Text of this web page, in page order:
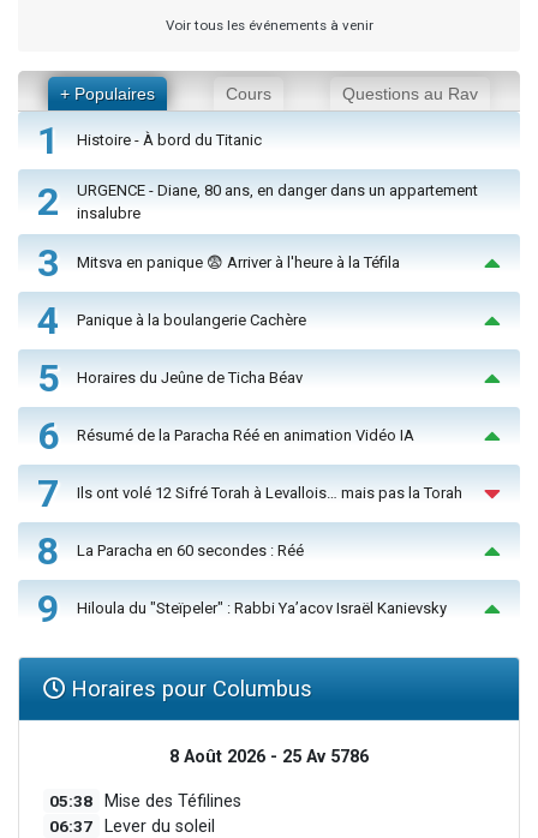
Voir tous les événements à venir
+ Populaires Cours Questions au Rav
1 Histoire - À bord du Titanic
2
URGENCE - Diane, 80 ans, en danger dans un appartement
insalubre
3 Mitsva en panique 😨 Arriver à l'heure à la Téfila
4 Panique à la boulangerie Cachère
5 Horaires du Jeûne de Ticha Béav
6 Résumé de la Paracha Réé en animation Vidéo IA
7 Ils ont volé 12 Sifré Torah à Levallois… mais pas la Torah
8 La Paracha en 60 secondes : Réé
9 Hiloula du "Steïpeler" : Rabbi Ya’acov Israël Kanievsky
Horaires pour Columbus
8 Août 2026 - 25 Av 5786
05:38 Mise des Téfilines
06:37 Lever du soleil